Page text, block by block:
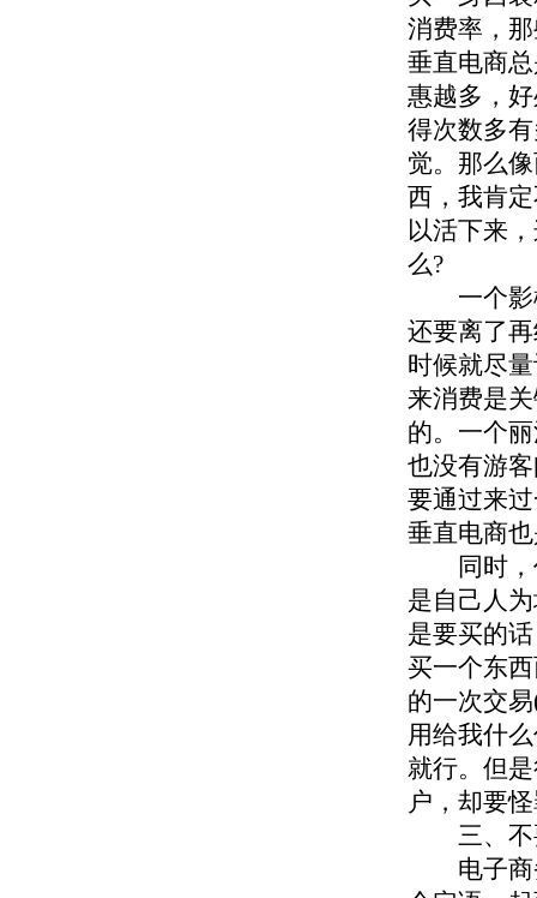
消费率，
垂直电商
惠越多，
得次数多
觉。那么
西，我肯
以活下来
么?
一个影楼
还要离了
时候就尽
来消费是
的。一个
也没有游
要通过来
垂直电商
同时，作
是自己人
是要买的
买一个东
的一次交
用给我什
就行。但
户，却要
三、不要
电子商务